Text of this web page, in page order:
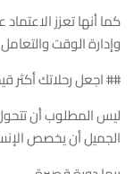
كما أنها تعزز
وإدارة الوقت
## اجعل رحلاتك أكثر
ليس المطلوب أن
الجميل أن يخصص